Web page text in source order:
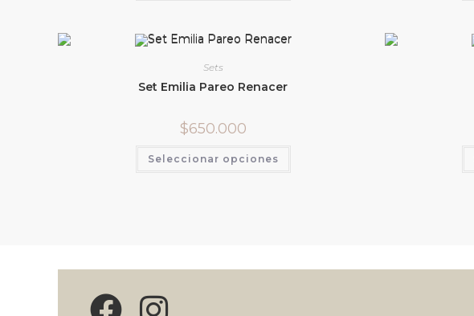
Sets
Set Emilia Pareo Renacer
$650.000
Seleccionar opciones